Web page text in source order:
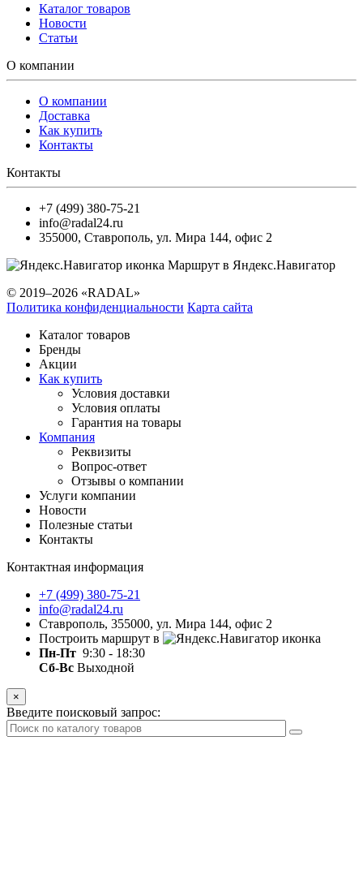
Каталог товаров
Новости
Статьи
О компании
О компании
Доставка
Как купить
Контакты
Контакты
+7 (499) 380-75-21
info@radal24.ru
355000, Ставрополь, ул. Мира 144, офис 2
Маршрут в Яндекс.Навигатор
© 2019–2026 «RADAL»
Политика конфиденциальности Карта сайта
Каталог товаров
Бренды
Акции
Как купить
Условия доставки
Условия оплаты
Гарантия на товары
Компания
Реквизиты
Вопрос-ответ
Отзывы о компании
Услуги компании
Новости
Полезные статьи
Контакты
Контактная информация
+7 (499) 380-75-21
info@radal24.ru
Ставрополь, 355000, ул. Мира 144, офис 2
Построить маршрут в
Пн-Пт 9:30 - 18:30
Сб-Вс Выходной
×
Введите поисковый запрос: